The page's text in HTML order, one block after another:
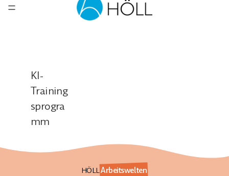
KI-
Training
sprogra
mm
HÖLLArbeitswelten